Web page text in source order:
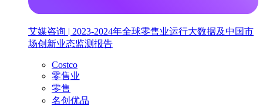
艾媒咨询 | 2023-2024年全球零售业运行大数据及中国市
场创新业态监测报告
Costco
零售业
零售
名创优品